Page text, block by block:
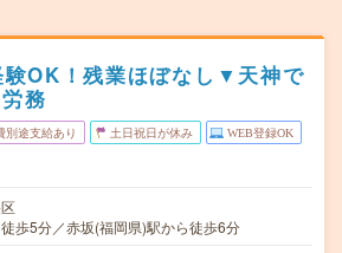
験OK！残業ほぼなし▼天神で
務
別途支給あり 土日祝日が休み WEB登録OK
歩5分／赤坂(福岡県)駅から徒歩6分